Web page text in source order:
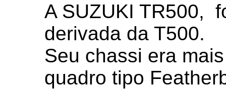
A SUZUKI TR500,
derivada da T500.
Seu chassi era
quadro tipo